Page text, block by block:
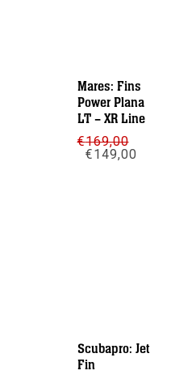
Mares: Fins
Power Plana
LT – XR Line
€169,00
Oorspronkelijke
€149,00
Scubapro: Jet
Fin